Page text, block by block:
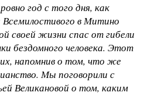
год с того дня, как
в Митино
своей жизни спас от гибели
бездомного человека. Этот
напомнив о том, что же
Мы поговорили с
Великановой о том, каким